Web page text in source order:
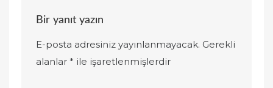
Bir yanıt yazın
E-posta adresiniz yayınlanmayacak. Gerekli
alanlar* ile işaretlenmişlerdir